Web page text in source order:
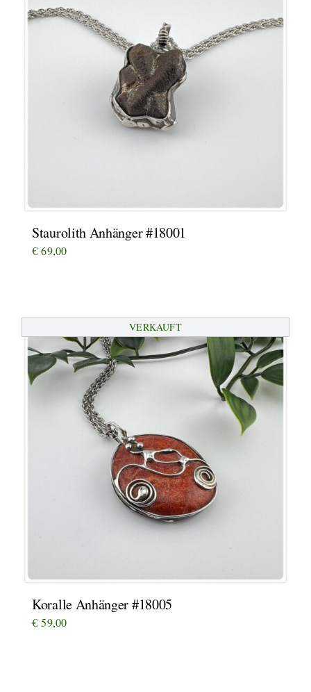
Staurolith Anhänger #18001
€ 69,00
VERKAUFT
Koralle Anhänger #18005
€ 59,00